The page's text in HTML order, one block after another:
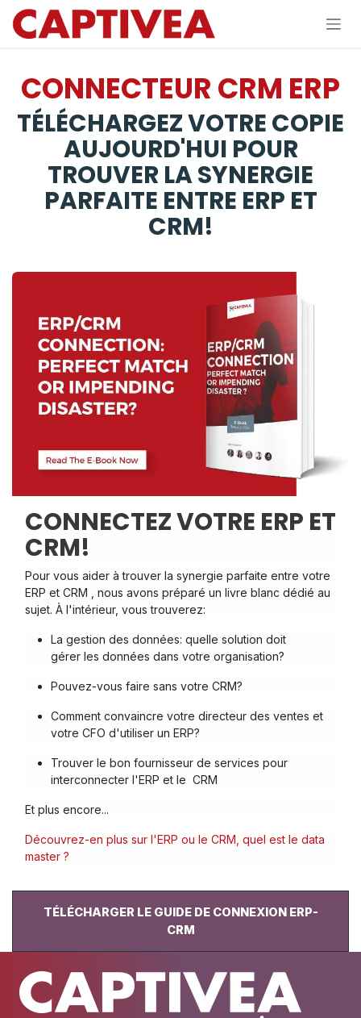
Se rendre au contenu
CONNECTEUR CRM ERP
TÉLÉCHARGEZ VOTRE COPIE
AUJOURD'HUI POUR
TROUVER LA SYNERGIE
PARFAITE ENTRE ERP ET
CRM!
CONNECTEZ VOTRE ERP ET
CRM!
Pour vous aider à trouver la synergie parfaite entre votre
ERP et CRM , nous avons préparé un livre blanc dédié au
sujet. À l'intérieur, vous trouverez:
La gestion des données: quelle solution doit
gérer les données dans votre organisation?
Pouvez-vous faire sans votre CRM?
Comment convaincre votre directeur des ventes et
votre CFO d'utiliser un ERP?
Trouver le bon fournisseur de services pour
interconnecter l'ERP et le CRM
Et plus encore...
Découvrez-en plus sur l'ERP ou le CRM, quel est le data
master ?
TÉLÉCHARGER LE GUIDE DE CONNEXION ERP-
CRM